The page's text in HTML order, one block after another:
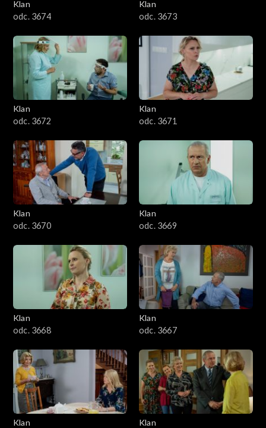
Klan
odc. 3674
Klan
odc. 3673
Klan
odc. 3672
Klan
odc. 3671
Klan
odc. 3670
Klan
odc. 3669
Klan
odc. 3668
Klan
odc. 3667
Klan
Klan